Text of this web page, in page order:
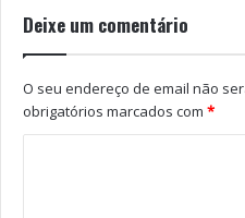
que vivem fora de
através do envio de
festivaldacancao@rtp.pt
Deixe um comentário
O seu endereço de email não
obrigatórios marcados com *